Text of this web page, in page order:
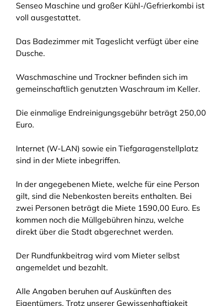
Senseo Maschine und großer Kühl-/Gefrierkombi ist
voll ausgestattet.
Das Badezimmer mit Tageslicht verfügt über eine
Dusche.
Waschmaschine und Trockner befinden sich im
gemeinschaftlich genutzten Waschraum im Keller.
Die einmalige Endreinigungsgebühr beträgt 250,00
Euro.
Internet (W-LAN) sowie ein Tiefgaragenstellplatz
sind in der Miete inbegriffen.
In der angegebenen Miete, welche für eine Person
gilt, sind die Nebenkosten bereits enthalten. Bei
zwei Personen beträgt die Miete 1590,00 Euro. Es
kommen noch die Müllgebühren hinzu, welche
direkt über die Stadt abgerechnet werden.
Der Rundfunkbeitrag wird vom Mieter selbst
angemeldet und bezahlt.
Alle Angaben beruhen auf Auskünften des
Eigentümers. Trotz unserer Gewissenhaftigkeit